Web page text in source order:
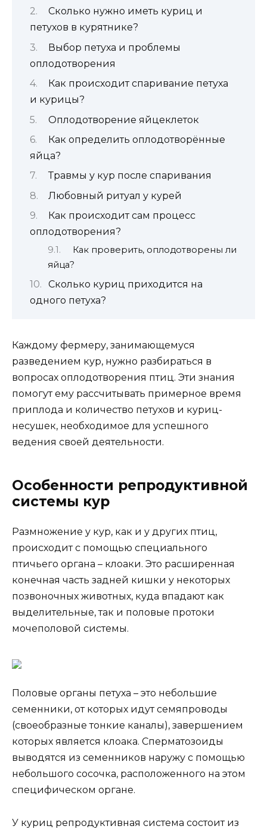
Сколько нужно иметь куриц и
петухов в курятнике?
Выбор петуха и проблемы
оплодотворения
Как происходит спаривание петуха
и курицы?
Оплодотворение яйцеклеток
Как определить оплодотворённые
яйца?
Травмы у кур после спаривания
Любовный ритуал у курей
Как происходит сам процесс
оплодотворения?
Как проверить, оплодотворены ли
яйца?
Сколько куриц приходится на
одного петуха?
Каждому фермеру, занимающемуся
разведением кур, нужно разбираться в
вопросах оплодотворения птиц. Эти знания
помогут ему рассчитывать примерное время
приплода и количество петухов и куриц-
несушек, необходимое для успешного
ведения своей деятельности.
Особенности репродуктивной
системы кур
Размножение у кур, как и у других птиц,
происходит с помощью специального
птичьего органа – клоаки. Это расширенная
конечная часть задней кишки у некоторых
позвоночных животных, куда впадают как
выделительные, так и половые протоки
мочеполовой системы.
Половые органы петуха – это небольшие
семенники, от которых идут семяпроводы
(своеобразные тонкие каналы), завершением
которых является клоака. Сперматозоиды
выводятся из семенников наружу с помощью
небольшого сосочка, расположенного на этом
специфическом органе.
У куриц репродуктивная система состоит из